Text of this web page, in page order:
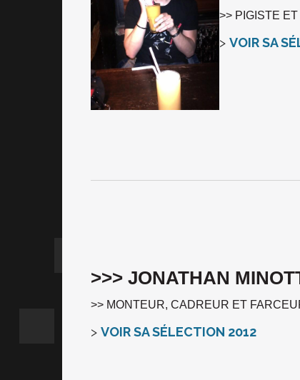
>> PIGISTE
> VOIR SA
>>> JONATHAN
>> MONTEUR, CADREUR ET
> VOIR SA SÉLECTION 2012